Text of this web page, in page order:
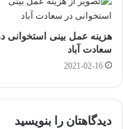
هزینه عمل بینی استخوانی
سعادت آباد
2021-02-16
دیدگاهتان را بنویسید